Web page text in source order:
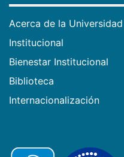
Acerca de la Universidad
Institucional
Bienestar Institucional
Biblioteca
Internacionalización